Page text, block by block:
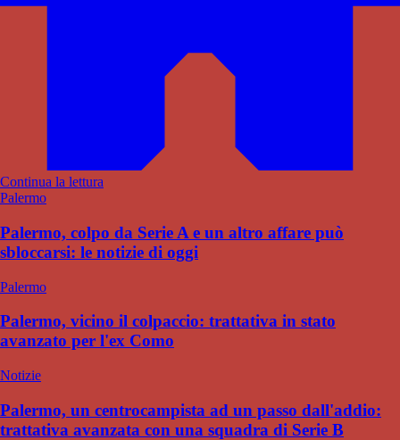
Continua la lettura
Palermo
Palermo, colpo da Serie A e un altro affare può
sbloccarsi: le notizie di oggi
Palermo
Palermo, vicino il colpaccio: trattativa in stato
avanzato per l'ex Como
Notizie
Palermo, un centrocampista ad un passo dall'addio:
trattativa avanzata con una squadra di Serie B